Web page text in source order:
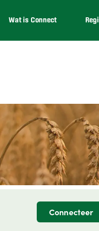
Wat is Connect
Connecteer